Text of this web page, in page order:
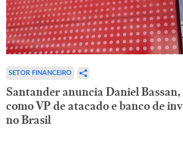
SETOR FINANCEIRO
Santander anuncia Daniel Bassan,
como VP de atacado e banco de
no Brasil